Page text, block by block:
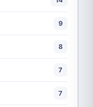
9
8
7
7